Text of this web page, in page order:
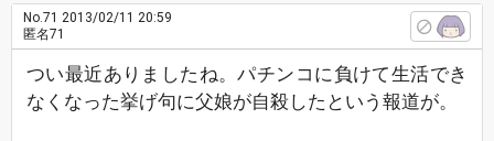
No.71 2013/02/11 20:59
匿名71
つい最近ありましたね。パチンコに負けて生活でき
なくなった挙げ句に父娘が自殺したという報道が。